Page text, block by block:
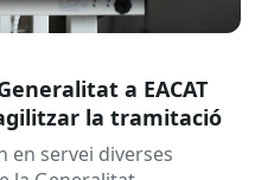
a EACAT
la tramitació
en servei diverses